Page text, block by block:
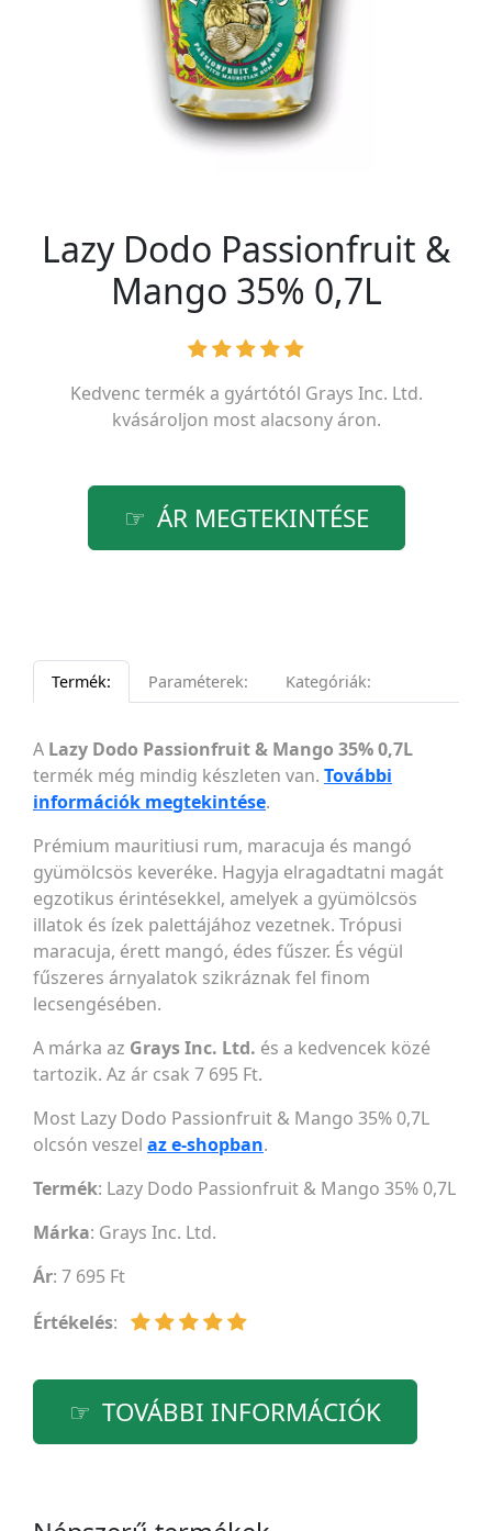
Lazy Dodo Passionfruit &
Mango 35% 0,7L
Kedvenc termék a gyártótól Grays Inc. Ltd.
kvásároljon most alacsony áron.
ÁR MEGTEKINTÉSE
Termék: Paraméterek: Kategóriák:
A Lazy Dodo Passionfruit & Mango 35% 0,7L
termék még mindig készleten van. További
információk megtekintése.
Prémium mauritiusi rum, maracuja és mangó
gyümölcsös keveréke. Hagyja elragadtatni magát
egzotikus érintésekkel, amelyek a gyümölcsös
illatok és ízek palettájához vezetnek. Trópusi
maracuja, érett mangó, édes fűszer. És végül
fűszeres árnyalatok szikráznak fel finom
lecsengésében.
A márka az Grays Inc. Ltd. és a kedvencek közé
tartozik. Az ár csak 7 695 Ft.
Most Lazy Dodo Passionfruit & Mango 35% 0,7L
olcsón veszel az e-shopban.
Termék: Lazy Dodo Passionfruit & Mango 35% 0,7L
Márka: Grays Inc. Ltd.
Ár: 7 695 Ft
Értékelés:
TOVÁBBI INFORMÁCIÓK